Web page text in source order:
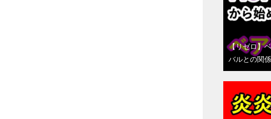
【リゼロ】
バルとの関